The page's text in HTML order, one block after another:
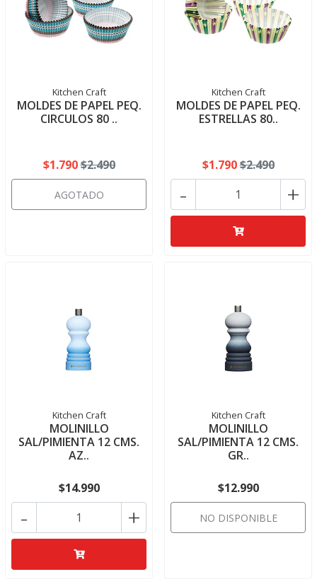
Kitchen Craft
MOLDES DE PAPEL PEQ.
CIRCULOS 80 ..
$1.790$2.490
AGOTADO
Kitchen Craft
MOLDES DE PAPEL PEQ.
ESTRELLAS 80..
$1.790$2.490
+
-
Kitchen Craft
MOLINILLO
SAL/PIMIENTA 12 CMS.
AZ..
$14.990
+
-
Kitchen Craft
MOLINILLO
SAL/PIMIENTA 12 CMS.
GR..
$12.990
NO DISPONIBLE